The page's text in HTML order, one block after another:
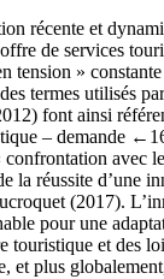
récente et
de services
tension »
termes utilisés
font ainsi
– demande
avec
la réussite d’une
(2017).
pour une
touristique et des
et plus